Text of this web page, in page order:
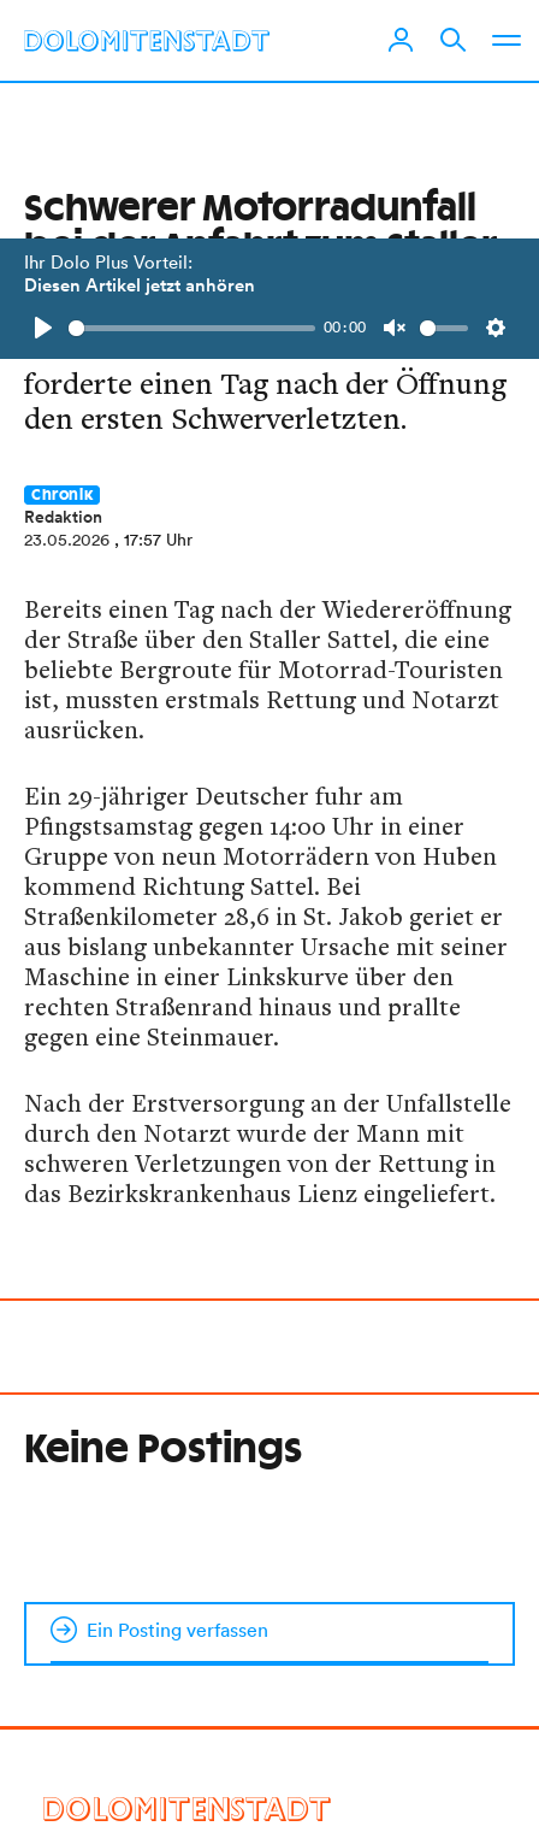
Ihr Dolo Plus Vorteil:
Diesen Artikel jetzt anhören
Play
00:00
Unmute
Schwerer Motorradunfall
bei der Anfahrt zum Staller
Sattel
Die beliebte Motorradstrecke
forderte einen Tag nach der Öffnung
den ersten Schwerverletzten.
Chronik
Redaktion
23.05.2026 , 17:57 Uhr
Bereits einen Tag nach der Wiedereröffnung
der Straße über den Staller Sattel, die eine
beliebte Bergroute für Motorrad-Touristen
ist, mussten erstmals Rettung und Notarzt
ausrücken.
Ein 29-jähriger Deutscher fuhr am
Pfingstsamstag gegen 14:00 Uhr in einer
Gruppe von neun Motorrädern von Huben
kommend Richtung Sattel. Bei
Straßenkilometer 28,6 in St. Jakob geriet er
aus bislang unbekannter Ursache mit seiner
Maschine in einer Linkskurve über den
rechten Straßenrand hinaus und prallte
gegen eine Steinmauer.
Nach der Erstversorgung an der Unfallstelle
durch den Notarzt wurde der Mann mit
schweren Verletzungen von der Rettung in
das Bezirkskrankenhaus Lienz eingeliefert.
Keine Postings
Ein Posting verfassen
DOLOMITENSTADT